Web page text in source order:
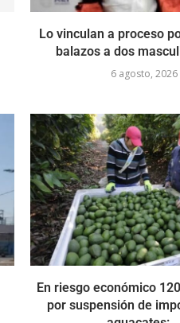
Lo vinculan a proceso
balazos a dos
6 agosto, 2026
En riesgo económico
por suspensión de